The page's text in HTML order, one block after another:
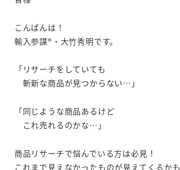
こんばんは！
輸入参謀®・大竹秀明です。
「リサーチをしていても
斬新な商品が見つからない…」
「同じような商品あるけど
これ売れるのかな…」
商品リサーチで悩んでいる方は必見！
これまで見えなかったものが見えてくるかも